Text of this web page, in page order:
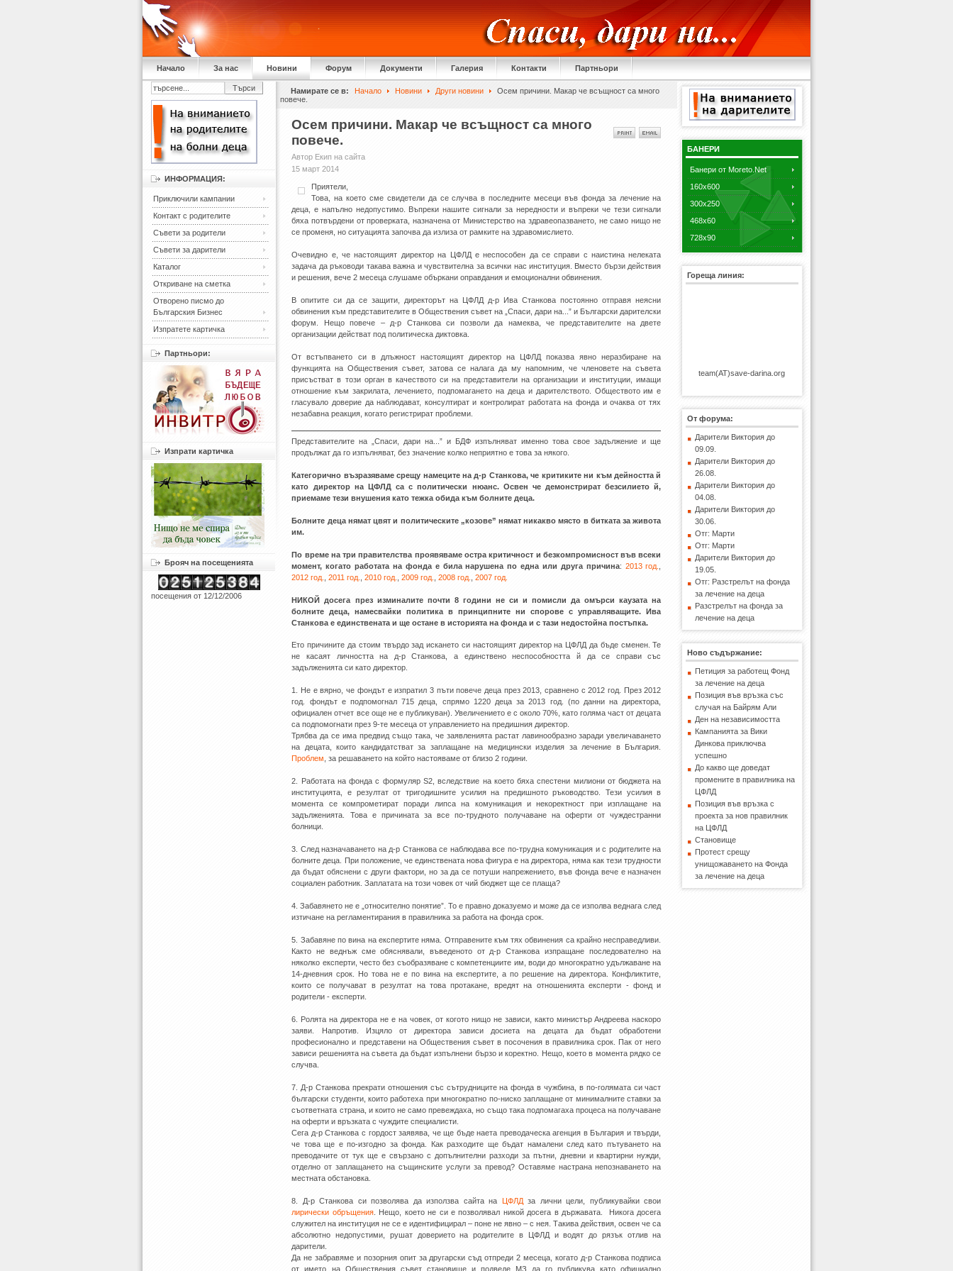
Начало За нас Новини Форум Документи Галерия Контакти Партньори
Намирате се в: Начало Новини Други новини
Осем причини. Макар че всъщност са много
повече.
Осем причини. Макар че всъщност са много
повече.
Автор Екип на сайта
15 март 2014
Приятели,
Това, на което сме свидетели да се случва в последните месеци във фонда за лечение на
деца, е напълно недопустимо. Въпреки нашите сигнали за нередности и въпреки че тези сигнали
бяха потвърдени от проверката, назначена от Министерство на здравеопазването, не само нищо не
се променя, но ситуацията започва да излиза от рамките на здравомислието.
Очевидно е, че настоящият директор на ЦФЛД е неспособен да се справи с наистина нелеката
задача да ръководи такава важна и чувствителна за всички нас институция. Вместо бързи действия
и решения, вече 2 месеца слушаме объркани оправдания и емоционални обвинения.
В опитите си да се защити, директорът на ЦФЛД д-р Ива Станкова постоянно отправя неясни
обвинения към представителите в Обществения съвет на „Спаси, дари на...” и Български дарителски
форум. Нещо повече – д-р Станкова си позволи да намеква, че представителите на двете
организации действат под политическа диктовка.
От встъпването си в длъжност настоящият директор на ЦФЛД показва явно неразбиране на
функцията на Обществения съвет, затова се налага да му напомним, че членовете на съвета
присъстват в този орган в качеството си на представители на организации и институции, имащи
отношение към закрилата, лечението, подпомагането на деца и дарителството. Обществото им е
гласувало доверие да наблюдават, консултират и контролират работата на фонда и очаква от тях
незабавна реакция, когато регистрират проблеми.
Представителите на „Спаси, дари на...” и БДФ изпълняват именно това свое задължение и ще
продължат да го изпълняват, без значение колко неприятно е това за някого.
Категорично възразяваме срещу намеците на д-р Станкова, че критиките ни към дейността й
като директор на ЦФЛД са с политически нюанс. Освен че демонстрират безсилието й,
приемаме тези внушения като тежка обида към болните деца.
Болните деца нямат цвят и политическите „козове” нямат никакво място в битката за живота
им.
По време на три правителства проявяваме остра критичност и безкомпромисност във всеки
момент, когато работата на фонда е била нарушена по една или друга причина: 2013 год.
2012 год.
,2011 год. ,2010 год. ,2009 год. ,2008 год. ,2007 год.
НИКОЙ досега през изминалите почти 8 години не си и помисли да омърси каузата на
болните деца, намесвайки политика в принципните ни спорове с управляващите. Ива
Станкова е единствената и ще остане в историята на фонда и с тази недостойна постъпка.
Ето причините да стоим твърдо зад искането си настоящият директор на ЦФЛД да бъде сменен. Те
не касаят личността на д-р Станкова, а единствено неспособността й да се справи със
задълженията си като директор.
1. Не е вярно, че фондът е изпратил 3 пъти повече деца през 2013, сравнено с 2012 год. През 2012
год. фондът е подпомогнал 715 деца, спрямо 1220 деца за 2013 год. (по данни на директора,
официален отчет все още не е публикуван). Увеличението е с около 70%, като голяма част от децата
са подпомогнати през 9-те месеца от управлението на предишния директор.
Трябва да се има предвид също така, че заявленията растат лавинообразно заради увеличаването
на децата, които кандидатстват за заплащане на медицински изделия за лечение в България.
Проблем , за решаването на който настояваме от близо 2 години.
2. Работата на фонда с формуляр S2, вследствие на което бяха спестени милиони от бюджета на
институцията, е резултат от тригодишните усилия на предишното ръководство. Тези усилия в
момента се компрометират поради липса на комуникация и некоректност при изплащане на
задълженията. Това е причината за все по-трудното получаване на оферти от чуждестранни
болници.
3. След назначаването на д-р Станкова се наблюдава все по-трудна комуникация и с родителите на
болните деца. При положение, че единствената нова фигура е на директора, няма как тези трудности
да бъдат обяснени с други фактори, но за да се потуши напрежението, във фонда вече е назначен
социален работник. Заплатата на този човек от чий бюджет ще се плаща?
4. Забавянето не е „относително понятие”. То е правно доказуемо и може да се изполва веднага след
изтичане на регламентирания в правилника за работа на фонда срок.
5. Забавяне по вина на експертите няма. Отправените към тях обвинения са крайно несправедливи.
Както не веднъж сме обяснявали, въведеното от д-р Станкова изпращане последователно на
няколко експерти, често без съобразяване с компетенциите им, води до многократно удължаване на
14-дневния срок. Но това не е по вина на експертите, а по решение на директора. Конфликтите,
които се получават в резултат на това протакане, вредят на отношенията експерти - фонд и
родители - експерти.
6. Ролята на директора не е на човек, от когото нищо не зависи, както министър Андреева наскоро
заяви. Напротив. Изцяло от директора зависи досиета на децата да бъдат обработени
професионално и представени на Обществения съвет в посочения в правилника срок. Пак от него
зависи решенията на съвета да бъдат изпълнени бързо и коректно. Нещо, което в момента рядко се
случва.
7. Д-р Станкова прекрати отношения със сътрудниците на фонда в чужбина, в по-голямата си част
български студенти, които работеха при многократно по-ниско заплащане от минималните ставки за
съответната страна, и които не само превеждаха, но също така подпомагаха процеса на получаване
на оферти и връзката с чуждите специалисти.
Сега д-р Станкова с гордост заявява, че ще бъде наета преводаческа агенция в България и твърди,
че това ще е по-изгодно за фонда. Как разходите ще бъдат намалени след като пътуването на
преводачите от тук ще е свързано с допълнителни разходи за пътни, дневни и квартирни нужди,
отделно от заплащането на същинските услуги за превод? Оставяме настрана непознаването на
местната обстановка.
8. Д-р Станкова си позволява да използва сайта на ЦФЛДза лични цели, публикувайки свои
лирически обръщения. Нещо, което не си е позволявал никой досега в държавата. Никога досега
служител на институция не се е идентифицирал – поне не явно – с нея. Такива действия, освен че са
абсолютно недопустими, рушат доверието на родителите в ЦФЛД и водят до рязък отлив на
дарители.
Да не забравяме и позорния опит за другарски съд отпреди 2 месеца, когато д-р Станкова подписа
от името на Обществения съвет становище и подведе МЗ да го публикува като официално
БАНЕРИ
Банери от Moreto.Net
160x600
300x250
468x60
728x90
Гореща линия:
team(AT)save-darina.org
От форума:
Дарители Виктория до
09.09.
Дарители Виктория до
26.08.
Дарители Виктория до
04.08.
Дарители Виктория до
30.06.
Отг: Марти
Отг: Марти
Дарители Виктория до
19.05.
Отг: Разстрелът на фонда
за лечение на деца
Разстрелът на фонда за
лечение на деца
Ново съдържание:
Петиция за работещ Фонд
за лечение на деца
Позиция във връзка със
случая на Байрям Али
Ден на независимостта
Кампанията за Вики
Динкова приключва
успешно
До какво ще доведат
промените в правилника на
ЦФЛД
Позиция във връзка с
проекта за нов правилник
на ЦФЛД
Становище
Протест срещу
унищожаването на Фонда
за лечение на деца
ИНФОРМАЦИЯ:
Приключили кампании
Контакт с родителите
Съвети за родители
Съвети за дарители
Каталог
Откриване на сметка
Отворено писмо до
Българския Бизнес
Изпратете картичка
Партньори:
Изпрати картичка
Брояч на посещенията
посещения от 12/12/2006